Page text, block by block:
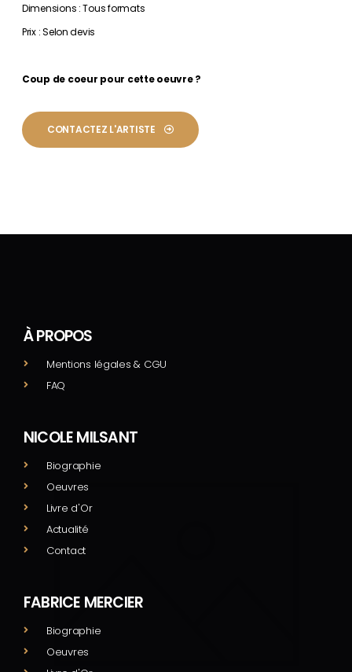
Dimensions : Tous formats
Prix : Selon devis
Coup de coeur pour cette oeuvre ?
CONTACTEZ L'ARTISTE
À PROPOS
Mentions légales & CGU
FAQ
NICOLE MILSANT
Biographie
Oeuvres
Livre d'Or
Actualité
Contact
FABRICE MERCIER
Biographie
Oeuvres